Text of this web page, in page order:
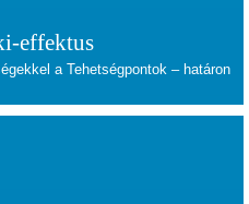
effektus
a Tehetségpontok – határon